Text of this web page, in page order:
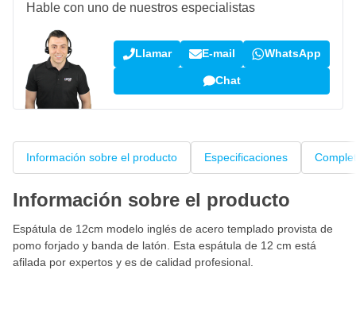
Hable con uno de nuestros especialistas
Llamar E-mail WhatsApp
Chat
Información sobre el producto Especificaciones
Información sobre el producto
Espátula de 12cm modelo inglés de acero templado provista de
pomo forjado y banda de latón. Esta espátula de 12 cm está
afilada por expertos y es de calidad profesional.